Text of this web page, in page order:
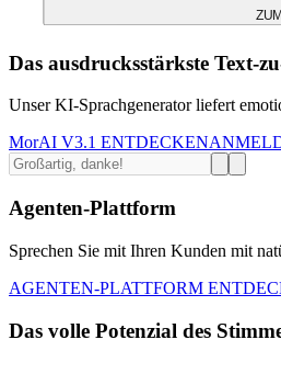
Das ausdrucksstärkste Text-
Unser KI-Sprachgenerator liefert
MorAI V3.1 ENTDECKEN
Agenten-Plattform
Sprechen Sie mit Ihren Kunden mit
AGENTEN-PLATTFORM
Das volle Potenzial des